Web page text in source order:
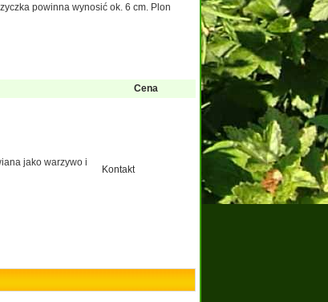
powinna wynosić ok. 6 cm. Plon
Cena
jako warzywo i
Kontakt